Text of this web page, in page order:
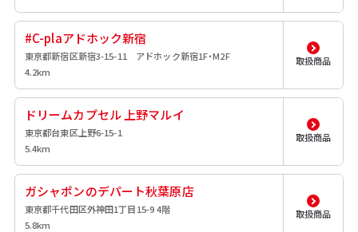
#C-plaアドホック新宿
東京都新宿区新宿3-15-11 アドホック新宿1F・M2F
4.2km
取扱商品
ドリームカプセル 上野マルイ
東京都台東区上野6-15-1
5.4km
取扱商品
ガシャポンのデパート秋葉原店
東京都千代田区外神田1丁目15-9 4階
5.8km
取扱商品